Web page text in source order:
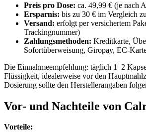
Preis pro Dose: ca. 49,99 € (je nach
Ersparnis: bis zu 30 € im Vergleich
Versand: erfolgt per versichertem
Trackingnummer)
Zahlungsmethoden: Kreditkarte,
Sofortüberweisung, Giropay, EC-
Die Einnahmeempfehlung: täglich 1–2
Flüssigkeit, idealerweise vor den
Dosierung sollte den Herstellerangaben
Vor- und Nachteile von
Vorteile: